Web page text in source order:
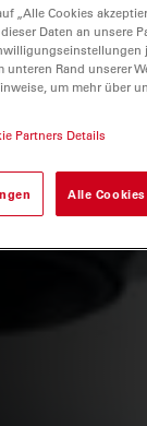
„Alle Cookies
Daten an unsere
unteren Rand unserer
um mehr über
Partners Details
Alle